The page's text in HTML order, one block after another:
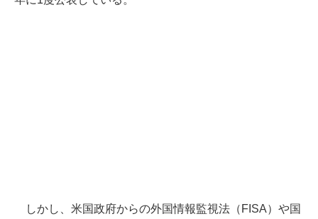
しかし、米国政府からの外国情報監視法（FISA）や国